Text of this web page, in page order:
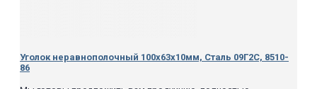
Уголок неравнополочный 100х63х10мм, Сталь 09Г2С, 8510-
86